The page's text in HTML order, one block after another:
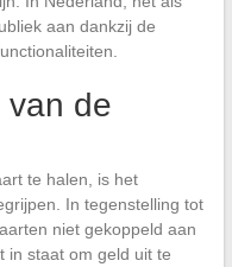
aan dankzij de
van de
te halen, is het
In tegenstelling tot
niet gekoppeld aan
in staat om geld uit te